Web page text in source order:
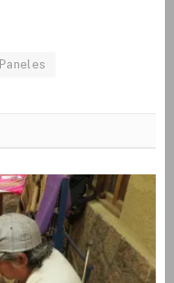
Paneles